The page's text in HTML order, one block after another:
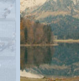
Anwil
Appenzell
Au SG
Baar
Baden